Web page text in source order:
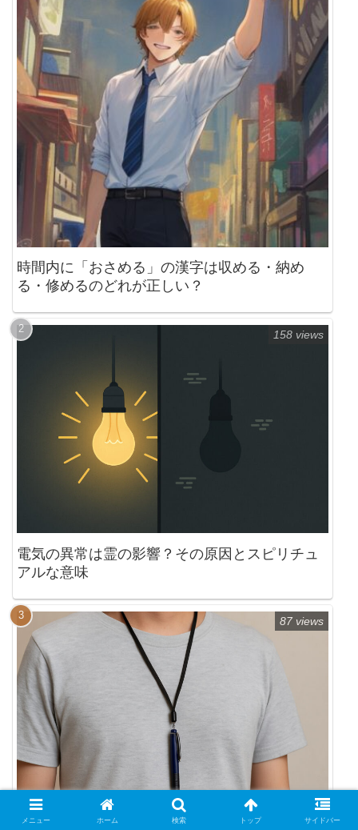
時間内に「おさめる」の漢字は収める・納め
る・修めるのどれが正しい？
電気の異常は霊の影響？その原因とスピリチュ
アルな意味
158 views
87 views
メニュー ホーム 検索 トップ サイドバー